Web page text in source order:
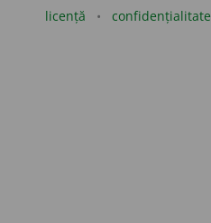
licență confidențialitate